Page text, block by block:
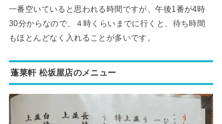
一番空いていると思われる時間ですが、午後1番が4時
30分からなので、４時くらいまでに行くと、待ち時間
もほとんどなく入れることが多いです。
蓬莱軒 松坂屋店のメニュー